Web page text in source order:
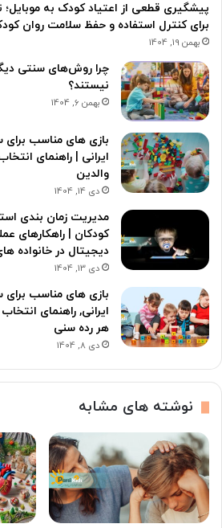
پیشگیری قطعی از اعتیاد کودک به موبایل؛
برای کنترل استفاده و حفظ سلامت روان
بهمن 19, 1404
چرا روش‌های سنتی
نیستند؟
بهمن 6, 1404
بازی های مناسب
ایرانی | راهنمای
والدین
دی 14, 1404
مدیریت زمان بندی
کودکان | راهکارهای
دیجیتال در خانواده
دی 13, 1404
بازی های مناسب
ایرانی, راهنمای
هر رده سنی
دی 8, 1404
نوشته های مشابه